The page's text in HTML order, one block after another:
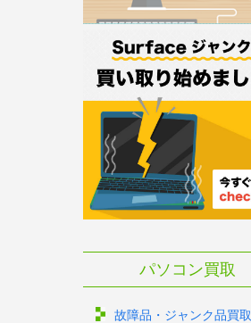
パソコン買取
故障品・ジャンク品買取